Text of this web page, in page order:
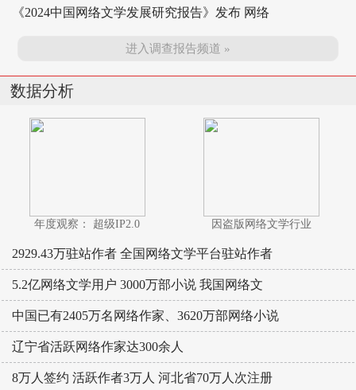
《2024中国网络文学发展研究报告》发布 网络
进入调查报告频道 »
数据分析
年度观察： 超级IP2.0 因盗版网络文学行业
2929.43万驻站作者 全国网络文学平台驻站作者
5.2亿网络文学用户 3000万部小说 我国网络文
中国已有2405万名网络作家、3620万部网络小说
辽宁省活跃网络作家达300余人
8万人签约 活跃作者3万人 河北省70万人次注册